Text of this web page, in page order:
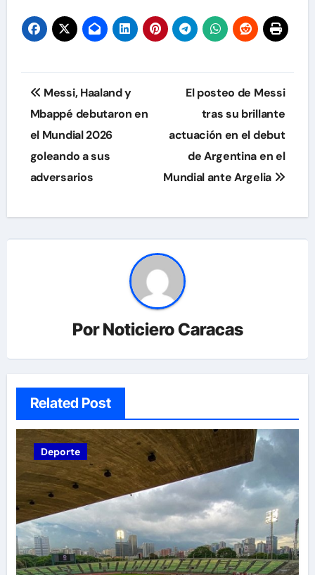
Navegación
de
entradas
Messi, Haaland y
Mbappé debutaron en
el Mundial 2026
goleando a sus
adversarios
El posteo de Messi
tras su brillante
actuación en el debut
de Argentina en el
Mundial ante Argelia
PorNoticiero Caracas
Related Post
Deporte